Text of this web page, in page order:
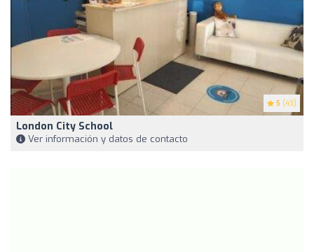
5 (43)
London City School
Ver información y datos de contacto